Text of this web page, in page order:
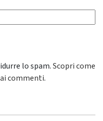
lo spam.Scopri come
commenti.